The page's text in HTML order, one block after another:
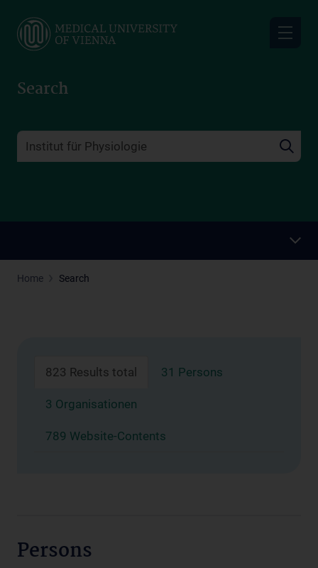
main
Search
Home Search
823 Results total 31 Persons
3 Organisationen
789 Website-Contents
Persons